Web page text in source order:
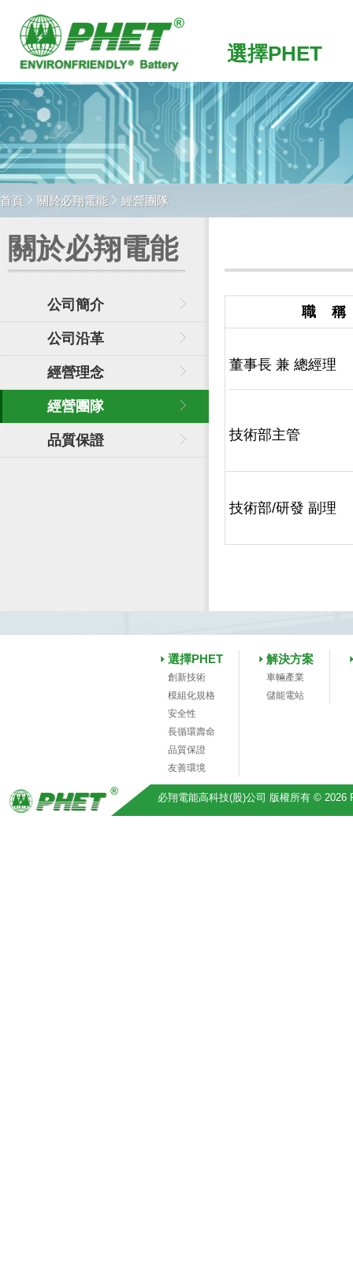
選擇PHET
首頁 關於必翔電能 經營團隊
關於必翔電能
公司簡介
公司沿革
經營理念
經營團隊
品質保證
職 稱
董事長 兼 總經理
技術部主管
技術部/研發 副理
選擇PHET
創新技術
模組化規格
安全性
長循環壽命
品質保證
友善環境
解決方案
車輛產業
儲能電站
必翔電能高科技(股)公司 版權所有 © 2026